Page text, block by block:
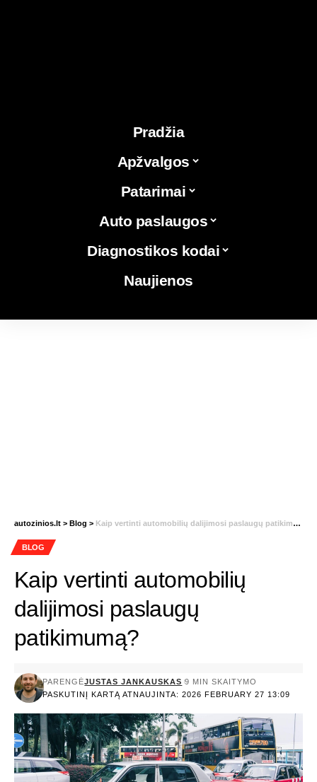
Pradžia
Apžvalgos
Patarimai
Auto paslaugos
Diagnostikos kodai
Naujienos
autozinios.lt > Blog > Kaip vertinti automobilių dalijimosi paslaugų patikimumą?
BLOG
Kaip vertinti automobilių
dalijimosi paslaugų
patikimumą?
PASKUTINĮ KARTĄ ATNAUJINTA: 2026 FEBRUARY 27 13:09
PARENGĖJUSTAS JANKAUSKAS 9 MIN SKAITYMO